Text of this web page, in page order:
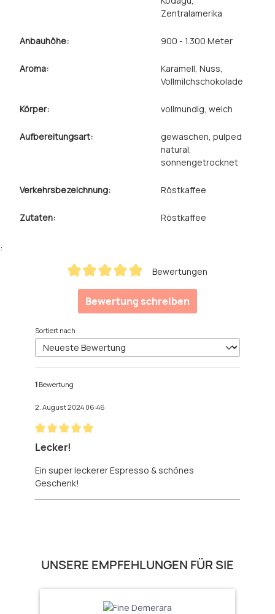
Zentralamerika
Anbauhöhe: 900 - 1.300 Meter
Aroma: Karamell, Nuss,
Vollmilchschokolade
Körper: vollmundig, weich
Aufbereitungsart: gewaschen, pulped
natural,
sonnengetrocknet
Verkehrsbezeichnung: Röstkaffee
Zutaten: Röstkaffee
:
Bewertungen
Bewertung schreiben
Sortiert nach
1 Bewertung
2. August 2024 06:46
Bewertung mit 5 von 5 Sternen
Lecker!
Ein super leckerer Espresso & schönes
Geschenk!
Produktgalerie überspringen
UNSERE EMPFEHLUNGEN FÜR SIE